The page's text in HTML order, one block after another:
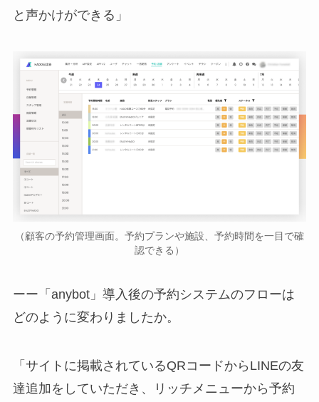
と声かけができる」
（顧客の予約管理画面。予約プランや施設、予約時間を一目で確
認できる）
ーー「anybot」導入後の予約システムのフローは
どのように変わりましたか。
「サイトに掲載されているQRコードからLINEの友
達追加をしていただき、リッチメニューから予約